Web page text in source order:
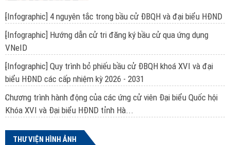
[Infographic] 4 nguyên tắc trong bầu cử ĐBQH và đại biểu HĐND
[Infographic] Hướng dẫn cử tri đăng ký bầu cử qua ứng dụng
VNeID
[Infographic] Quy trình bỏ phiếu bầu cử ĐBQH khoá XVI và đại
biểu HĐND các cấp nhiệm kỳ 2026 - 2031
Chương trình hành động của các ứng cử viên Đại biểu Quốc hội
Khóa XVI và Đại biểu HĐND tỉnh Hà...
THƯ VIỆN HÌNH ẢNH